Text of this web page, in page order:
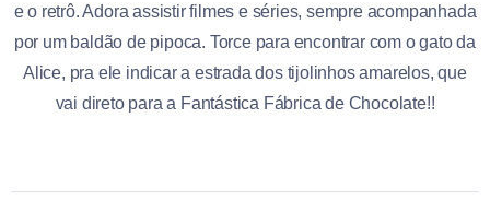
e o retrô. Adora assistir filmes e séries, sempre acompanhada
por um baldão de pipoca. Torce para encontrar com o gato da
Alice, pra ele indicar a estrada dos tijolinhos amarelos, que
vai direto para a Fantástica Fábrica de Chocolate!!